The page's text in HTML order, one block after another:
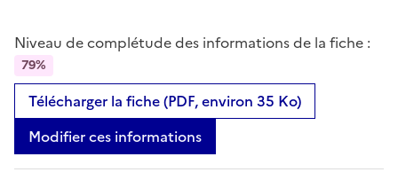
Niveau de complétude des informations de la fiche :
79%
Télécharger la fiche (PDF, environ 35 Ko)
Modifier ces informations